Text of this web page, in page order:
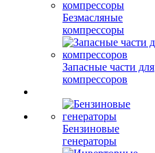
Безмасляные
компрессоры
Запасные части для
компрессоров
Бензиновые
генераторы